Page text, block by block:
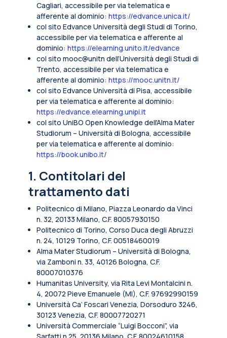
Cagliari, accessibile per via telematica e
afferente al dominio: https://edvance.unica.it/
col sito Edvance Università degli Studi di Torino,
accessibile per via telematica e afferente al
dominio: https://elearning.unito.it/edvance
col sito mooc@unitn dell’Università degli Studi di
Trento, accessibile per via telematica e
afferente al dominio: https://mooc.unitn.it/
col sito Edvance Università di Pisa, accessibile
per via telematica e afferente al dominio:
https://edvance.elearning.unipi.it
col sito UniBO Open Knowledge dell’Alma Mater
Studiorum – Università di Bologna, accessibile
per via telematica e afferente al dominio:
https://book.unibo.it/
1. Contitolari del
trattamento dati
Politecnico di Milano, Piazza Leonardo da Vinci
n. 32, 20133 Milano, C.F. 80057930150
Politecnico di Torino, Corso Duca degli Abruzzi
n. 24, 10129 Torino, C.F. 00518460019
Alma Mater Studiorum – Università di Bologna,
via Zamboni n. 33, 40126 Bologna, C.F.
80007010376
Humanitas University, via Rita Levi Montalcini n.
4, 20072 Pieve Emanuele (MI), C.F. 97692990159
Università Ca’ Foscari Venezia, Dorsoduro 3246,
30123 Venezia, C.F. 80007720271
Università Commerciale “Luigi Bocconi”, via